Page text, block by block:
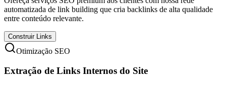
automatizada de link building que cria backlinks de alta qualidade
entre conteúdo relevante.
Construir Links
Otimização SEO
Extração de Links Internos do Site